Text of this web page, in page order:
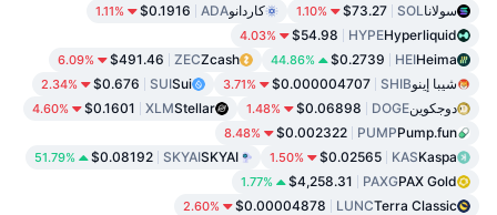
سولانا SOL
$73.27
1.10% كاردانوADA
$0.1916
1.11%
Hyperliquid
HYPE
$54.98
4.03%
Heima
HEI
$0.2739
44.86%
Zcash
ZEC
$491.46
6.09%
شيبا إينوSHIB
$0.000004707
3.71%
Sui
SUI
$0.676
2.34%
دوجكوينDOGE
$0.06898
1.48%
Stellar
XLM
$0.1601
4.60%
Pump.fun
PUMP
$0.002322
8.48%
Kaspa
KAS
$0.02565
1.50%
SKYAI
SKYAI
$0.08192
51.79%
PAX Gold
PAXG
$4,258.31
1.77%
Terra Classic
LUNC
$0.00004878
2.60%